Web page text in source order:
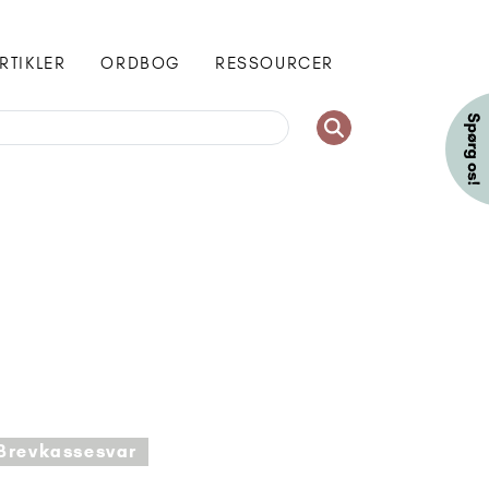
ORDBOG RESSOURCER
Brevkassesvar